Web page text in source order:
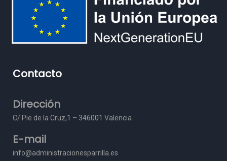
Contacto
Dirección
C/ Pie de la Cruz,1 – 346001 Valencia
E-mail
info@administracionesparrilla.es